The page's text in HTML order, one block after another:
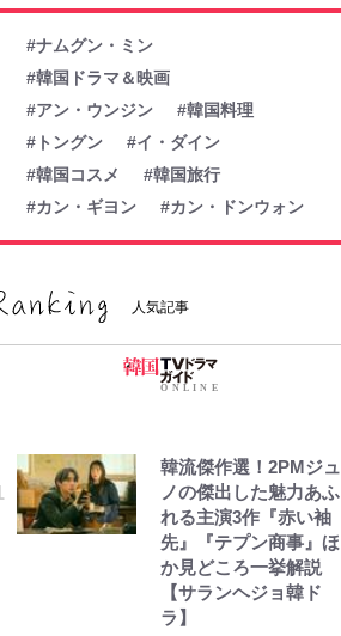
#ナムグン・ミン
#韓国ドラマ＆映画
#アン・ウンジン
#韓国料理
#トングン
#イ・ダイン
#韓国コスメ
#韓国旅行
#カン・ギヨン
#カン・ドンウォン
人気記事
韓流傑作選！2PMジュ
ノの傑出した魅力あふ
れる主演3作『赤い袖
先』『テプン商事』ほ
か見どころ一挙解説
【サランヘジョ韓ド
ラ】